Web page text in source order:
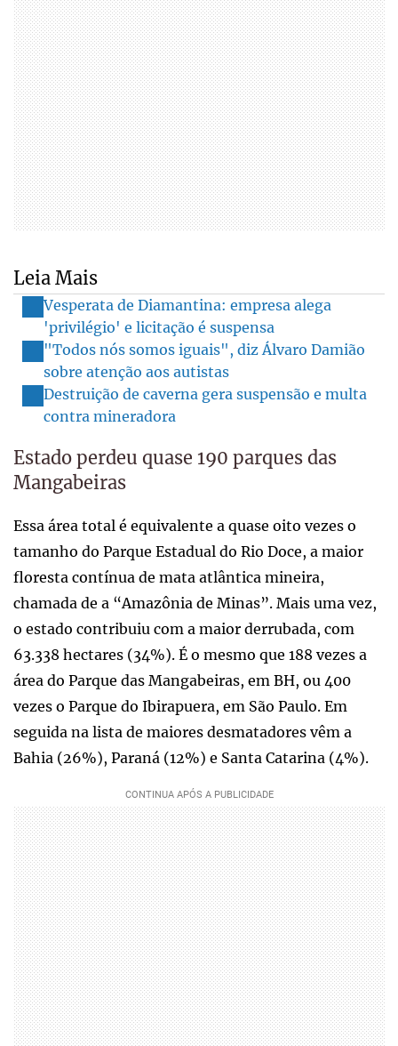
Leia Mais
Vesperata de Diamantina: empresa alega
'privilégio' e licitação é suspensa
"Todos nós somos iguais", diz Álvaro Damião
sobre atenção aos autistas
Destruição de caverna gera suspensão e multa
contra mineradora
Estado perdeu quase 190 parques das
Mangabeiras
Essa área total é equivalente a quase oito vezes o
tamanho do Parque Estadual do Rio Doce, a maior
floresta contínua de mata atlântica mineira,
chamada de a “Amazônia de Minas”. Mais uma vez,
o estado contribuiu com a maior derrubada, com
63.338 hectares (34%). É o mesmo que 188 vezes a
área do Parque das Mangabeiras, em BH, ou 400
vezes o Parque do Ibirapuera, em São Paulo. Em
seguida na lista de maiores desmatadores vêm a
Bahia (26%), Paraná (12%) e Santa Catarina (4%).